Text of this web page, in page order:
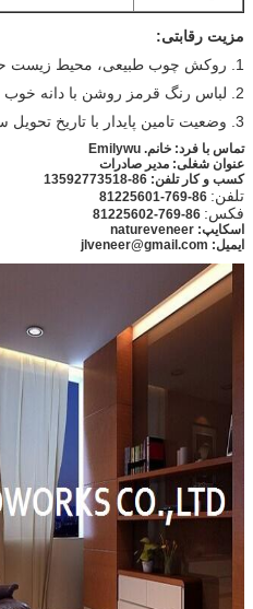
مزیت رقابتی:
1. روکش چوب طبیعی، محیط زیست حرفه ای.
2. لباس رنگ قرمز روشن با دانه خوب است.
3. وضعیت تامین پایدار با تاریخ تحویل سریع می باشد.
تماس با فرد: خانم. Emilywu
عنوان شغلی: مدیر صادرات
کسب و کار تلفن: 86-13592773518
تلفن: 86-769-81225601
فکس: 86-769-81225602
اسکایپ: natureveneer
ایمیل: jlveneer@gmail.com